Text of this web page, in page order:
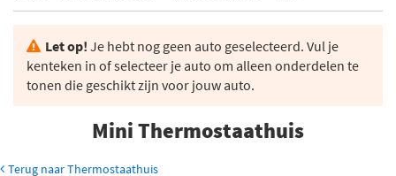
Let op! Je hebt nog geen auto geselecteerd. Vul je
kenteken in of selecteer je auto om alleen onderdelen te
tonen die geschikt zijn voor jouw auto.
Mini Thermostaathuis
Terug naar Thermostaathuis